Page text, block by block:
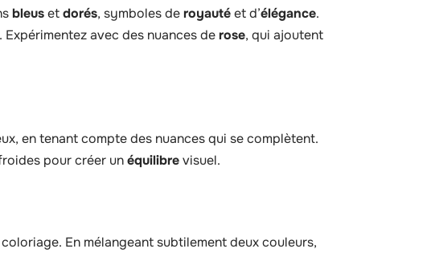
bleusetdorés, symboles deroyautéet d’élégance.
avec des nuances derose, qui ajoutent
en tenant compte des nuances qui se complètent.
pour créer unéquilibrevisuel.
En mélangeant subtilement deux couleurs,